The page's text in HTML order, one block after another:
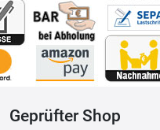
Geprüfter Shop